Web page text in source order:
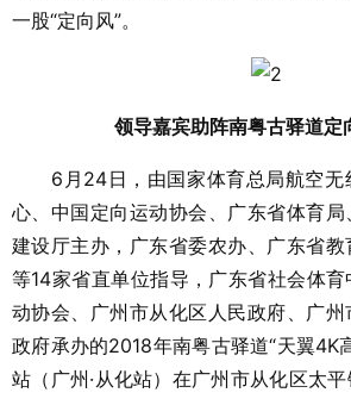
一股“定向风”。
领导嘉宾助阵南粤古驿道定
6月24日，由国家体育总局航空无
心、中国定向运动协会、广东省体育
建设厅主办，广东省委农办、广东省
等14家省直单位指导，广东省社会体
动协会、广州市从化区人民政府、广
政府承办的2018年南粤古驿道“天翼4K
站（广州·从化站）在广州市从化区太